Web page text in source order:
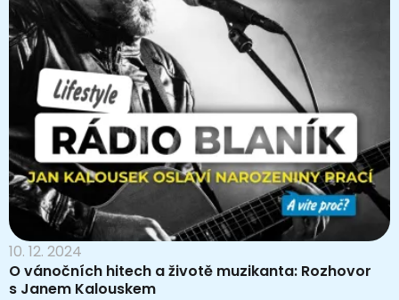
10. 12. 2024
O vánočních hitech a životě muzikanta: Rozhovor
s Janem Kalouskem